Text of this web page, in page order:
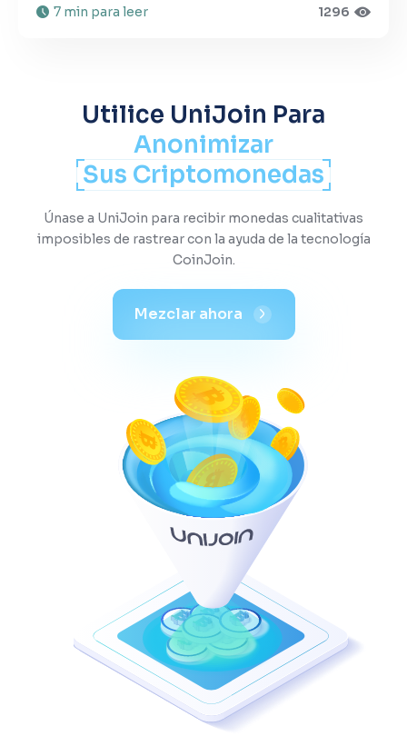
7 min para leer 1296
Utilice UniJoin Para
Anonimizar
Sus Criptomonedas
Únase a UniJoin para recibir monedas cualitativas
imposibles de rastrear con la ayuda de la tecnología
CoinJoin.
Mezclar ahora